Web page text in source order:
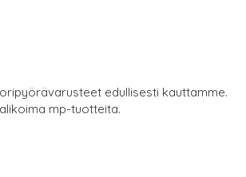
edullisesti kauttamme.
mp-tuotteita.